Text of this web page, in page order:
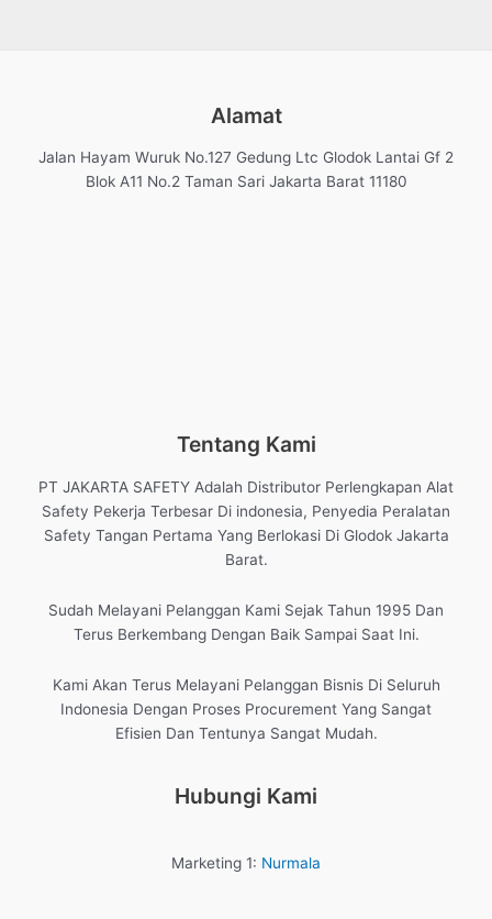
Alamat
Jalan Hayam Wuruk No.127 Gedung Ltc Glodok Lantai Gf 2
Blok A11 No.2 Taman Sari Jakarta Barat 11180
Tentang Kami
PT JAKARTA SAFETY Adalah Distributor Perlengkapan Alat
Safety Pekerja Terbesar Di indonesia, Penyedia Peralatan
Safety Tangan Pertama Yang Berlokasi Di Glodok Jakarta
Barat.
Sudah Melayani Pelanggan Kami Sejak Tahun 1995 Dan
Terus Berkembang Dengan Baik Sampai Saat Ini.
Kami Akan Terus Melayani Pelanggan Bisnis Di Seluruh
Indonesia Dengan Proses Procurement Yang Sangat
Efisien Dan Tentunya Sangat Mudah.
Hubungi Kami
Marketing 1: Nurmala